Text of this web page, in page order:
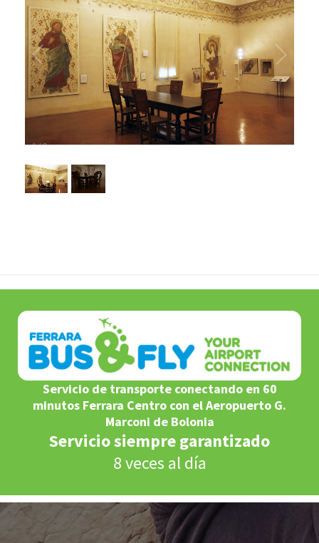
1/2
Servicio de transporte conectando en 60
minutos Ferrara Centro con el Aeropuerto G.
Marconi de Bolonia
Servicio siempre garantizado
8 veces al día